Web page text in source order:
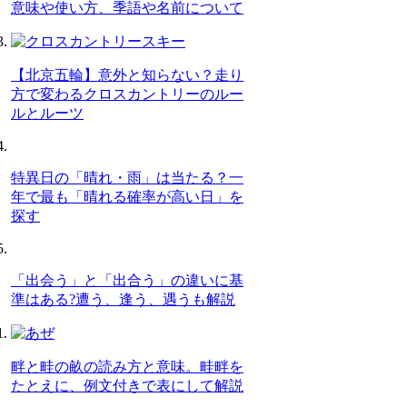
意味や使い方、季語や名前について
【北京五輪】意外と知らない？走り
方で変わるクロスカントリーのルー
ルとルーツ
特異日の「晴れ・雨」は当たる？一
年で最も「晴れる確率が高い日」を
探す
「出会う」と「出合う」の違いに基
準はある?遭う、逢う、遇うも解説
畔と畦の畝の読み方と意味。畦畔を
たとえに、例文付きで表にして解説